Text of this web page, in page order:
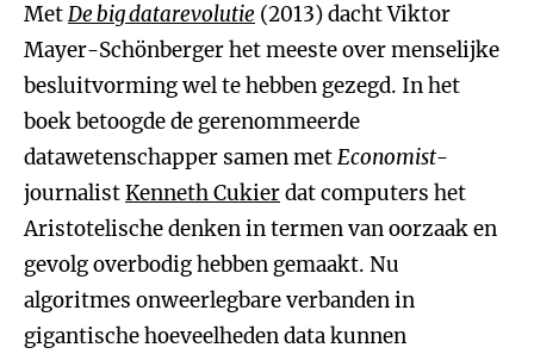
MetDe big datarevolutie (2013) dacht Viktor
Mayer-Schönberger het meeste over menselijke
besluitvorming wel te hebben gezegd. In het
boek betoogde de gerenommeerde
datawetenschapper samen metEconomist-
journalistKenneth Cukierdat computers het
Aristotelische denken in termen van oorzaak en
gevolg overbodig hebben gemaakt. Nu
algoritmes onweerlegbare verbanden in
gigantische hoeveelheden data kunnen